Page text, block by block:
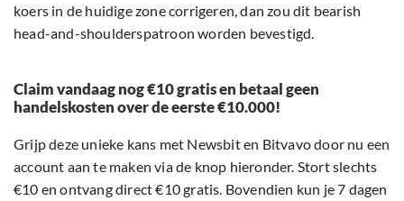
koers in de huidige zone corrigeren, dan zou dit bearish
head-and-shoulderspatroon worden bevestigd.
Claim vandaag nog €10 gratis en betaal geen
handelskosten over de eerste €10.000!
Grijp deze unieke kans met Newsbit en Bitvavo door nu een
account aan te maken via de knop hieronder. Stort slechts
€10 en ontvang direct €10 gratis. Bovendien kun je 7 dagen